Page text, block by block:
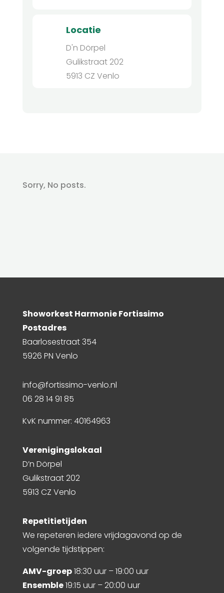
Locatie
D'n Dörpel
Gulikstraat 202
5913 CZ Venlo
Sorry, No posts.
Showorkest Harmonie Fortissimo
Postadres
Baarlosestraat 354
5926 PN Venlo
info@fortissimo-venlo.nl
06 28 14 91 85
KvK nummer: 40164963
Verenigingslokaal
D’n Dörpel
Gulikstraat 202
5913 CZ Venlo
Repetitietijden
We repeteren iedere vrijdagavond op de
volgende tijdstippen:
AMV-groep18:30 uur – 19:00 uur
Ensemble19:15 uur – 20:00 uur